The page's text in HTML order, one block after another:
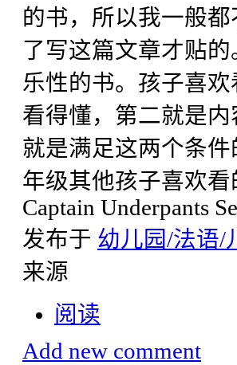
的书，所以我一般
了写这篇文章才贴
乐性的书。孩子喜
看得懂，第二就是
就是满足这两个条
年级其他孩子喜欢
Captain Underpants
发布于 幼儿园/法语/
来源
阅读
Add new comment